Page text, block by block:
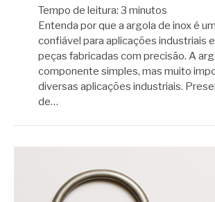
Tempo de leitura: 3 minutos
Entenda por que a argola de inox é
confiável para aplicações industriais
peças fabricadas com precisão. A
componente simples, mas muito
diversas aplicações industriais.
de…